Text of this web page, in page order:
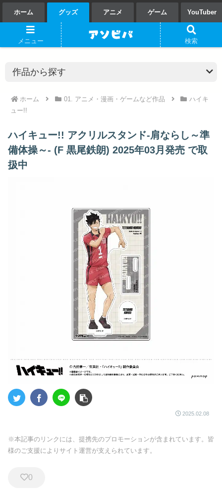
ホーム グッズ アニメ ゲーム YouTuber
ホーム 01. アニメ・漫画・ゲームなど作品
ハイキ
ュー!!
ハイキュー!! アクリルスタンド-肩ならし～準
備体操～- (F 黒尾鉄朗) 2025年03月発売 で取
扱中
2025.02.08
※本記事のリンクには、提携先のプロモーションが含まれています。皆
様のご支援によりサイト運営が支えられています。
0
メニュー 検索